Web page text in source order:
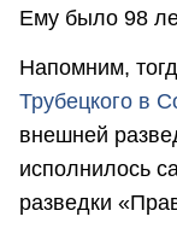
Ему было 98
Напомним,
Трубецкого в
внешней
исполнилось
разведки